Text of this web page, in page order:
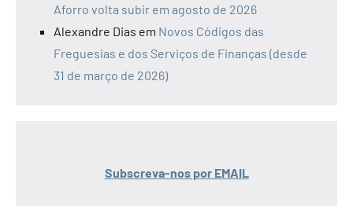
Aforro volta subir em agosto de 2026
Alexandre Dias em Novos Códigos das
Freguesias e dos Serviços de Finanças (desde
31 de março de 2026)
Subscreva-nos por EMAIL